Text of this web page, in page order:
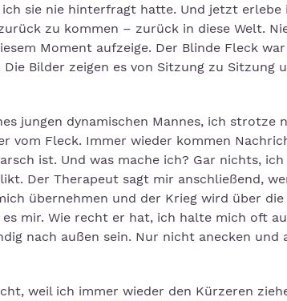
sie nie hinterfragt hatte. Und jetzt erlebe
zu kommen – zurück in diese Welt.
Moment aufzeige. Der Blinde Fleck
Bilder zeigen es von Sitzung zu Sitzung
jungen dynamischen Mannes, ich strotze
vom Fleck. Immer wieder kommen
ist. Und was mache ich? Gar nichts, ich
Der Therapeut sagt mir anschließend,
übernehmen und der Krieg wird über die
mir. Wie recht er hat, ich halte mich oft
nach außen sein. Nur nicht anecken und
weil ich immer wieder den Kürzeren